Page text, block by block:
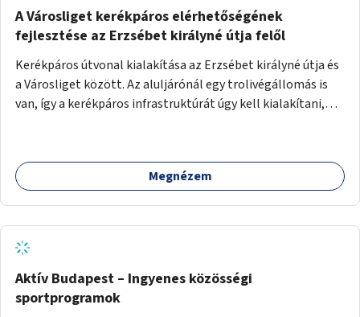
A Városliget kerékpáros elérhetőségének
fejlesztése az Erzsébet királyné útja felől
Kerékpáros útvonal kialakítása az Erzsébet királyné útja és
a Városliget között. Az aluljárónál egy trolivégállomás is
van, így a kerékpáros infrastruktúrát úgy kell kialakítani,
körúton, majd a Városligetig folytatódna a Hermina utat
keresztezve.
Megnézem
Aktív Budapest – Ingyenes közösségi
sportprogramok